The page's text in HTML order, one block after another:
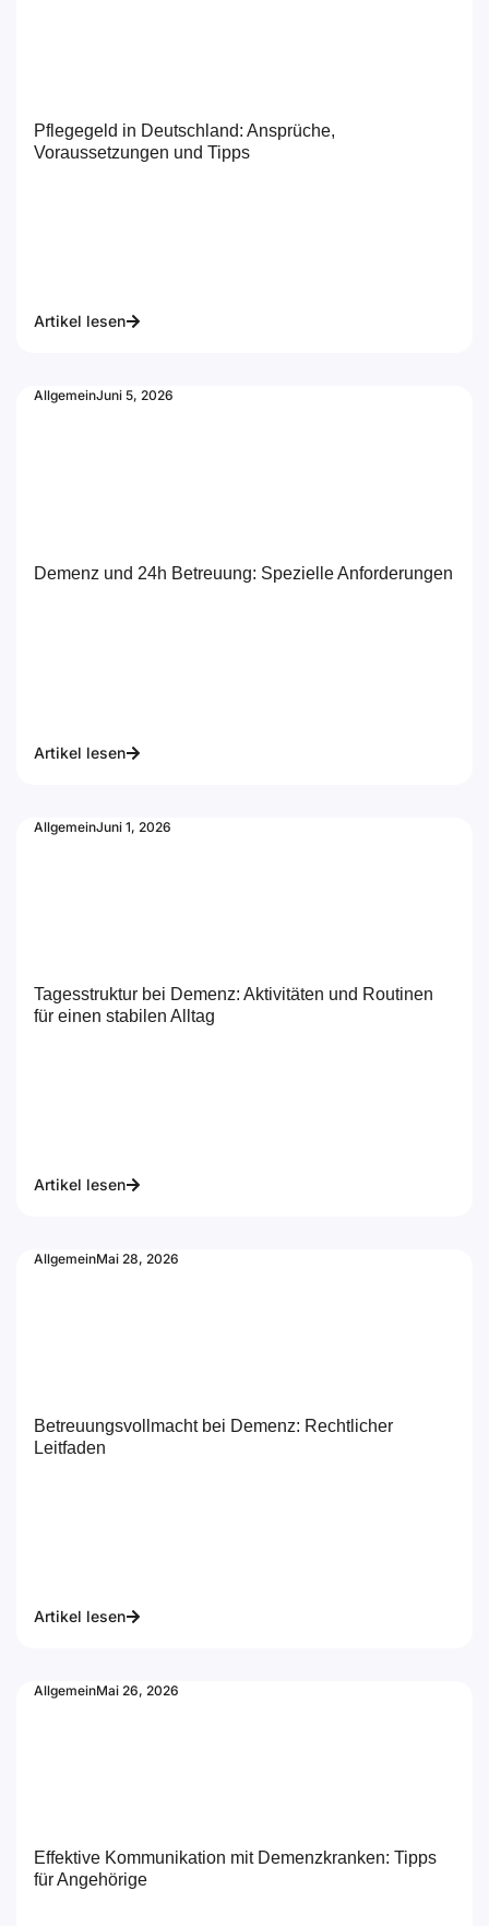
Pflegegeld in Deutschland: Ansprüche,
Voraussetzungen und Tipps
Artikel lesen
AllgemeinJuni 5, 2026
Demenz und 24h Betreuung: Spezielle Anforderungen
Artikel lesen
AllgemeinJuni 1, 2026
Tagesstruktur bei Demenz: Aktivitäten und Routinen
für einen stabilen Alltag
Artikel lesen
AllgemeinMai 28, 2026
Betreuungsvollmacht bei Demenz: Rechtlicher
Leitfaden
Artikel lesen
AllgemeinMai 26, 2026
Effektive Kommunikation mit Demenzkranken: Tipps
für Angehörige